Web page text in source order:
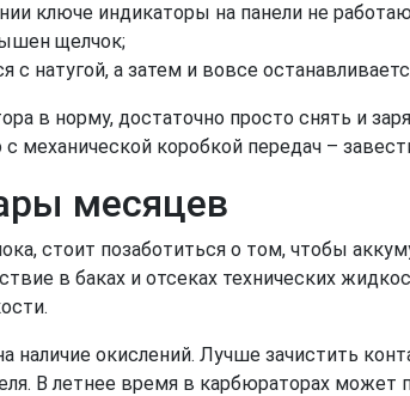
ключе индикаторы на панели не
щелчок;
с натугой, а затем и вовсе
в норму, достаточно просто снять и
механической коробкой передач –
месяцев
стоит позаботиться о том, чтобы
в баках и отсеках технических
наличие окислений. Лучше зачистить
В летнее время в карбюраторах может